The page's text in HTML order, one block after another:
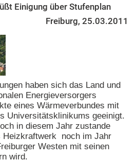
Einigung über Stufenplan
Freiburg, 25.03.2011
haben sich das Land und
Energieversorgers
eines Wärmeverbundes mit
Universitätsklinikums geeinigt.
in diesem Jahr zustande
Heizkraftwerk
noch im Jahr
Westen mit seinen
wird.